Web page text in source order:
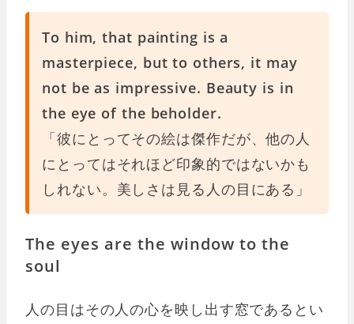
To him, that painting is a
masterpiece, but to others, it may
not be as impressive. Beauty is in
the eye of the beholder.
「彼にとってその絵は傑作だが、他の人
にとってはそれほど印象的ではないかも
しれない。美しさは見る人の目にある」
The eyes are the window to the
soul
人の目はその人の心を映し出す窓であるとい